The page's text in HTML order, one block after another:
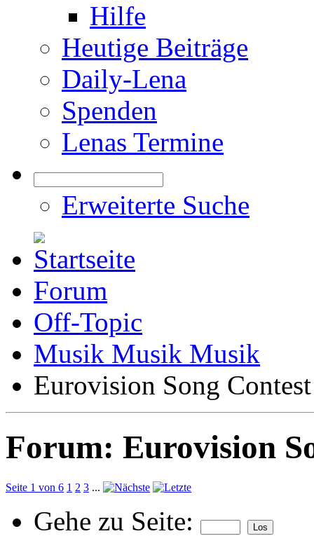
Hilfe
Heutige Beiträge
Daily-Lena
Spenden
Lenas Termine
Erweiterte Suche
Forum
Off-Topic
Musik Musik Musik
Eurovision Song Contest
Forum: Eurovision
Seite 1 von 6 1 2 3 ...
Gehe zu Seite: